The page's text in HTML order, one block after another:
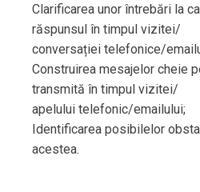
Clarificarea unor întrebări la
răspunsul în timpul vizitei/
conversației telefonice/
Construirea mesajelor cheie
transmită în timpul vizitei/
apelului telefonic/emailului;
Identificarea posibilelor
acestea.